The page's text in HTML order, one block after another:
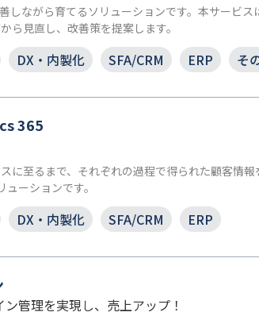
しながら育てるソリューションです。本サービ
ら見直し、改善策を提案します。
DX・内製化 SFA/CRM ERP そ
365
に至るまで、それぞれの過程で得られた顧客情
ーションです。
DX・内製化 SFA/CRM ERP
管理を実現し、売上アップ！